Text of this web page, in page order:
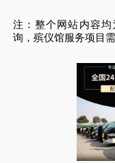
注：整个网站内容
询，殡仪馆服务项目